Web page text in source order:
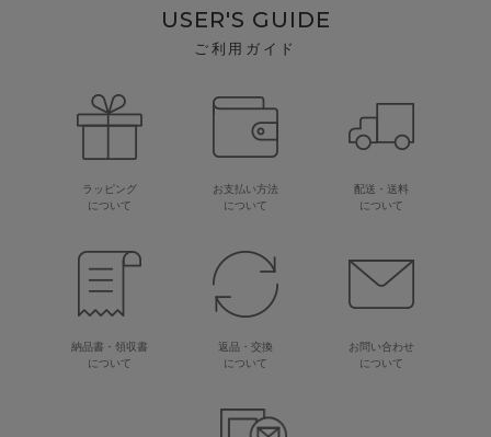
USER'S GUIDE
ご利用ガイド
ラッピング
について
お支払い方法
について
配送・送料
について
納品書・領収書
について
返品・交換
について
お問い合わせ
について